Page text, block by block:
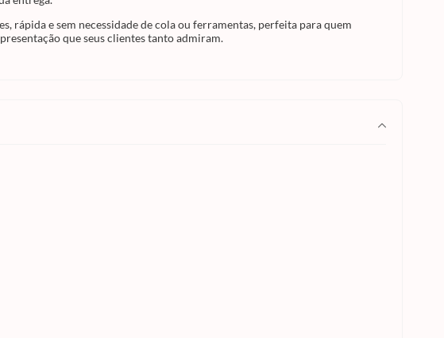
rápida e sem necessidade de cola ou ferramentas, perfeita para quem
que seus clientes tanto admiram.